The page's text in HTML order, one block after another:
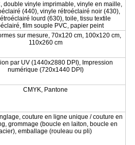
double vinyle imprimable, vinyle en maille,
(440), vinyle rétroéclairé noir (430),
lourd (630), toile, tissu textile
film souple PVC, papier peint
sur mesure, 70x120 cm, 100x120 cm,
110x260 cm
par UV (1440x2880 DPI), Impression
numérique (720x1440 DPI)
CMYK, Pantone
couture en ligne unique / couture en
grommage (boucle en laiton, boucle en
emballage (rouleau ou pli)